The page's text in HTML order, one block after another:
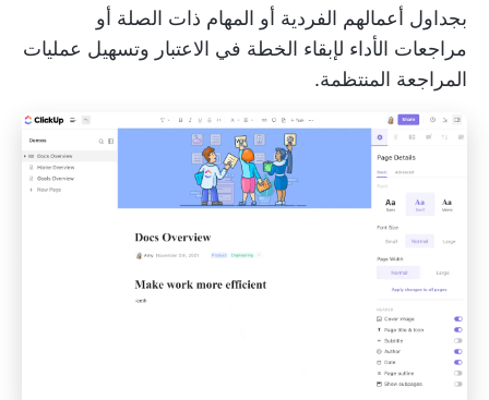
بجداول أعمالهم الفردية أو المهام ذات الصلة أو
مراجعات الأداء لإبقاء الخطة في الاعتبار وتسهيل عمليات
المراجعة المنتظمة.